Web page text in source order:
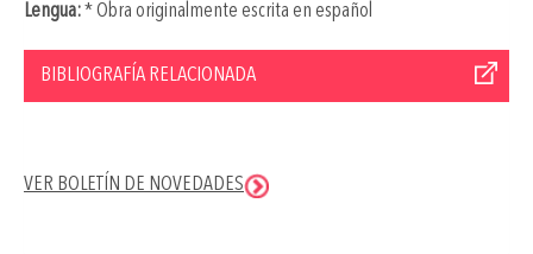
Lengua:* Obra originalmente escrita en español
BIBLIOGRAFÍA RELACIONADA
VER BOLETÍN DE NOVEDADES